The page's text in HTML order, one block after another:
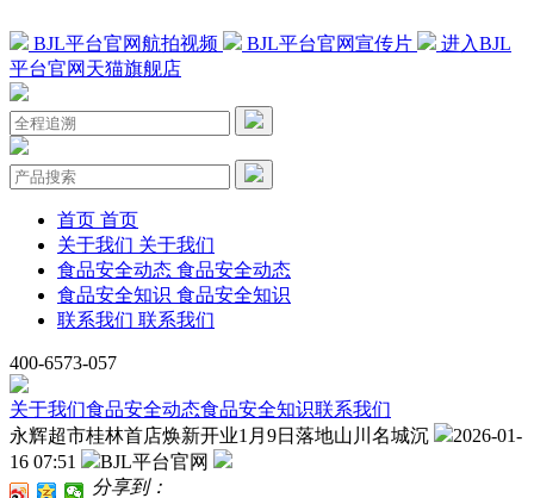
BJL平台官网航拍视频 BJL平台官网宣传片
进入BJL
平台官网天猫旗舰店
首页 首页
关于我们 关于我们
食品安全动态 食品安全动态
食品安全知识 食品安全知识
联系我们 联系我们
400-6573-057
关于我们食品安全动态食品安全知识联系我们
永辉超市桂林首店焕新开业1月9日落地山川名城沉
2026-01-
16 07:51
BJL平台官网
分享到：